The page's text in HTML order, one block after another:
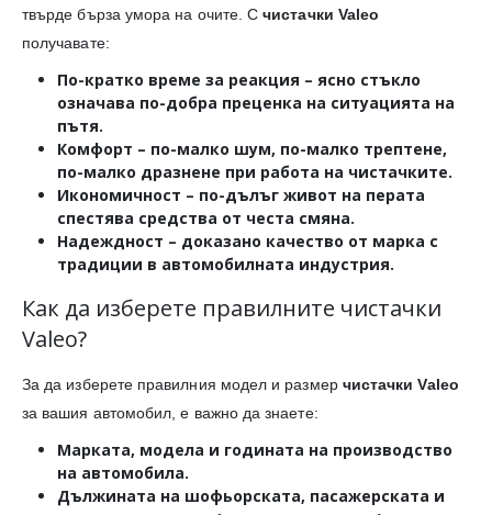
твърде бърза умора на очите. Счистачки Valeo
получавате:
По-кратко време за реакция – ясно стъкло
означава по-добра преценка на ситуацията на
пътя.
Комфорт – по-малко шум, по-малко трептене,
по-малко дразнене при работа на чистачките.
Икономичност – по-дълъг живот на перата
спестява средства от честа смяна.
Надеждност – доказано качество от марка с
традиции в автомобилната индустрия.
Как да изберете правилните чистачки
Valeo?
За да изберете правилния модел и размер чистачки Valeo
за вашия автомобил, е важно да знаете:
Марката, модела и годината на производство
на автомобила.
Дължината на шофьорската, пасажерската и